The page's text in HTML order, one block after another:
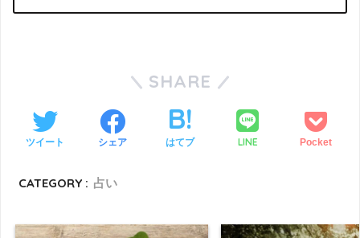
SHARE
ツイート シェア はてブ LINE Pocket
CATEGORY : 占い